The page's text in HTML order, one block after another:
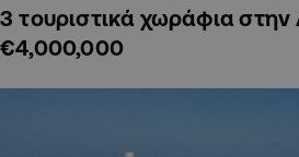
3 τουριστικά χωράφια στην
€4,000,000